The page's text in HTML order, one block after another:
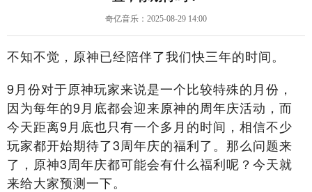
奇亿音乐：2025-08-29 14:00
不知不觉，原神已经陪伴了我们快三年的时间。
9月份对于原神玩家来说是一个比较特殊的月份，
因为每年的9月底都会迎来原神的周年庆活动，而
今天距离9月底也只有一个多月的时间，相信不少
玩家都开始期待了3周年庆的福利了。那么问题来
了，原神3周年庆都可能会有什么福利呢？今天就
来给大家预测一下。